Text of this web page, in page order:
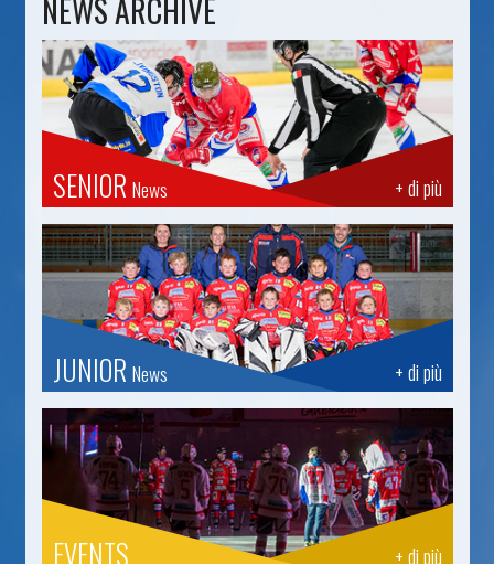
NEWS ARCHIVE
+ di più
SENIOR News
+ di più
JUNIOR News
+ di più
EVENTS